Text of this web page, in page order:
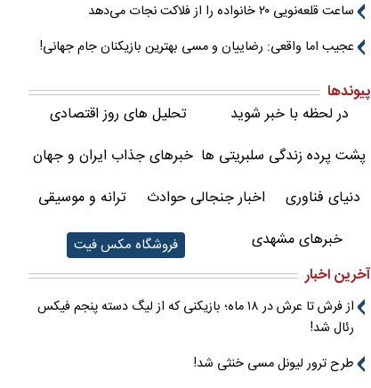
ساعت قلعه‌نویی ۲۰ خانواده را از فلاکت نجات می‌دهد
عجیب اما واقعی: رضاییان و مسی بهترین بازیکنان جام جهانی!
پیوندها
در لحظه با خبر شوید
تحلیل های روز اقتصادی
پشت پرده زندگی سلبریتی ها خبرهای جذاب ایران و جهان
دنیای فناوری
اخبار جنجالی حوادث
ترانه و موسیقی
خبرهای مشهدی
فروشگاه مکس فیت
آخرین اخبار
از فرش تا عرش در ۱۸ ماه؛ بازیکنی که از لیگ دسته پنجم فیکس
رئال شد!
طرح ترور لیونل مسی خنثی شد!